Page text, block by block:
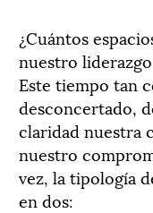
¿Cuántos
nuestro
Este tiempo tan
desconcertado,
claridad nuestra
nuestro
vez, la tipología
en dos: